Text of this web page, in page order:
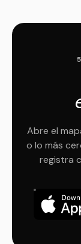
Abre el
o lo más
registra